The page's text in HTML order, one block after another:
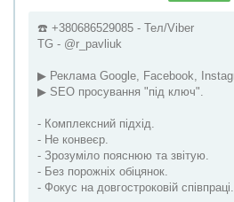
☎️ +380686529085 - Тел/Viber
TG - @r_pavliuk
▶ Реклама Google, Facebook,
▶ SEO просування "під ключ".
- Комплексний підхід.
- Не конвеєр.
- Зрозуміло пояснюю та звітую.
- Без порожніх обіцянок.
- Фокус на довгостроковій співпраці.